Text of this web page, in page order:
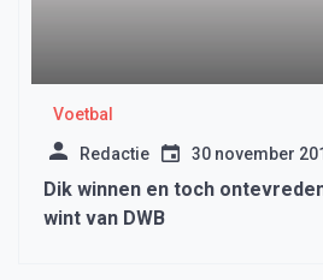
Voetbal
Redactie 30 november
Dik winnen en toch
wint van DWB